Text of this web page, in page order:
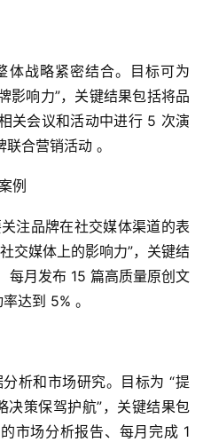
体战略紧密结合。目标可为
影响力”，关键结果包括将品
关会议和活动中进行 5 次演
合营销活动 。
例
注品牌在社交媒体渠道的表
交媒体上的影响力”，关键结
每月发布 15 篇高质量原创文
达到 5% 。
析和市场研究。目标为 “提
决策保驾护航”，关键结果包
市场分析报告、每月完成 1